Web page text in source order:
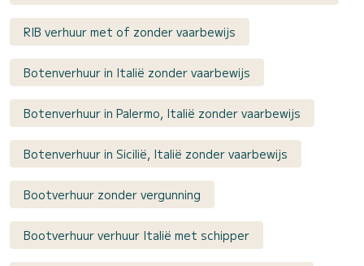
RIB verhuur met of zonder vaarbewijs
Botenverhuur in Italië zonder vaarbewijs
Botenverhuur in Palermo, Italië zonder vaarbewijs
Botenverhuur in Sicilië, Italië zonder vaarbewijs
Bootverhuur zonder vergunning
Bootverhuur verhuur Italië met schipper